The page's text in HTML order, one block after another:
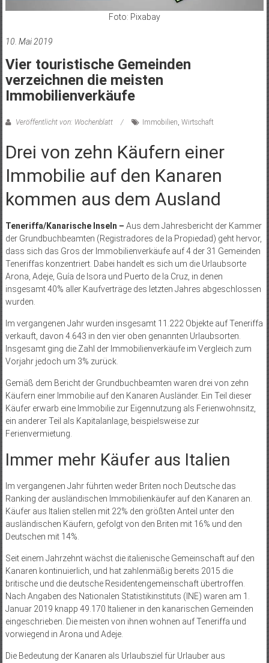
Foto: Pixabay
10. Mai 2019
Vier touristische Gemeinden
verzeichnen die meisten
Immobilienverkäufe
Veröffentlicht von: Wochenblatt Immobilien, Wirtschaft
Drei von zehn Käufern einer
Immobilie auf den Kanaren
kommen aus dem Ausland
Teneriffa/Kanarische Inseln – Aus dem Jahresbericht der Kammer
der Grundbuchbeamten (Registradores de la Propiedad) geht hervor,
dass sich das Gros der Immobilienverkäufe auf 4 der 31 Gemeinden
Teneriffas konzentriert. Dabei handelt es sich um die Urlaubsorte
Arona, Adeje, Guía de Isora und Puerto de la Cruz, in denen
insgesamt 40% aller Kaufverträge des letzten Jahres abgeschlossen
wurden.
Im vergangenen Jahr wurden insgesamt 11.222 Objekte auf Teneriffa
verkauft, davon 4.643 in den vier oben genannten Urlaubsorten.
Insgesamt ging die Zahl der Immobilienverkäufe im Vergleich zum
Vorjahr jedoch um 3% zurück.
Gemäß dem Bericht der Grundbuchbeamten waren drei von zehn
Käufern einer Immobilie auf den Kanaren Ausländer. Ein Teil dieser
Käufer erwarb eine Immobilie zur Eigennutzung als Ferienwohnsitz,
ein anderer Teil als Kapitalanlage, beispielsweise zur
Ferienvermietung.
Immer mehr Käufer aus Italien
Im vergangenen Jahr führten weder Briten noch Deutsche das
Ranking der ausländischen Immobilienkäufer auf den Kanaren an.
Käufer aus Italien stellen mit 22% den größten Anteil unter den
ausländischen Käufern, gefolgt von den Briten mit 16% und den
Deutschen mit 14%.
Seit einem Jahrzehnt wächst die italienische Gemeinschaft auf den
Kanaren kontinuierlich, und hat zahlenmäßig bereits 2015 die
britische und die deutsche Residentengemeinschaft übertroffen.
Nach Angaben des Nationalen Statistikinstituts (INE) waren am 1.
Januar 2019 knapp 49.170 Italiener in den kanarischen Gemeinden
eingeschrieben. Die meisten von ihnen wohnen auf Teneriffa und
vorwiegend in Arona und Adeje.
Die Bedeutung der Kanaren als Urlaubsziel für Urlauber aus